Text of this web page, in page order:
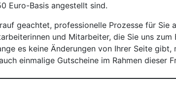
Euro-Basis angestellt sind.
geachtet, professionelle Prozesse für Sie
und Mitarbeiter, die Sie uns zum
es keine Änderungen von Ihrer Seite gibt,
einmalige Gutscheine im Rahmen dieser